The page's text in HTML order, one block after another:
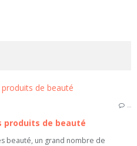
…
produits de beauté
beauté, un grand nombre de